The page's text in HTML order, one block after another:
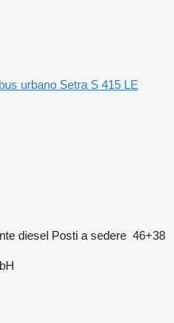
urbano Setra S 415 LE
diesel Posti a sedere 46+38